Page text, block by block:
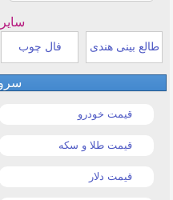
طالع بینی هندی فال چوب
قیمت خودرو
قیمت طلا و سکه
قیمت دلار